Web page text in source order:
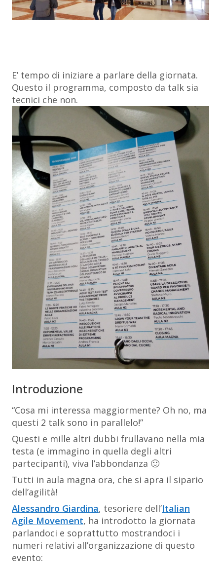
E’ tempo di iniziare a parlare della giornata.
Questo il programma, composto da talk sia
tecnici che non.
Introduzione
“Cosa mi interessa maggiormente? Oh no, ma
questi 2 talk sono in parallelo!”
Questi e mille altri dubbi frullavano nella mia
testa (e immagino in quella degli altri
partecipanti), viva l’abbondanza 🙂
Tutti in aula magna ora, che si apra il sipario
dell’agilità!
Alessandro Giardina, tesoriere dell’Italian
Agile Movement, ha introdotto la giornata
parlandoci e soprattutto mostrandoci i
numeri relativi all’organizzazione di questo
evento: